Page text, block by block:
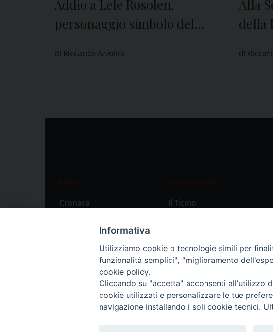
Addio a Lele Rosolen,
personaggio simbolo del
di Riccardo Azzolini
Alla
della
di
News
Cronaca
Primo Piano
Il settimanale
Il Ticino
Informativa
Utilizziamo cookie o tecnologie simili per
funzionalità semplici", "miglioramento
cookie policy.
Cliccando su "accetta" acconsenti all'utilizzo
cookie utilizzati e personalizzare le tue
navigazione installando i soli cookie tecnici.